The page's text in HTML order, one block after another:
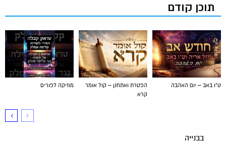
תוכן קודם
מוזיקה לפורים
הפטרת ואתחנן – קול אומר
קרא
ט"ו באב – יום האהבה
בבנייה